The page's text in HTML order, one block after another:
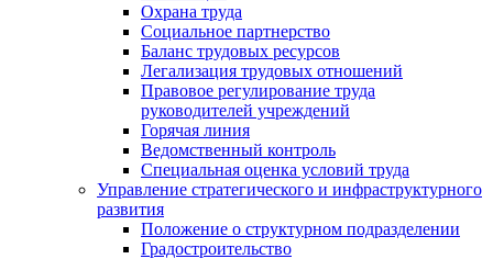
Охрана труда
Социальное партнерство
Баланс трудовых ресурсов
Легализация трудовых отношений
Правовое регулирование труда
руководителей учреждений
Горячая линия
Ведомственный контроль
Специальная оценка условий труда
Управление стратегического и инфраструктурного
развития
Положение о структурном подразделении
Градостроительство